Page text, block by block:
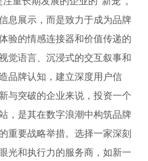
息展示，而是致力于成为品牌
验的情感连接器和价值传递的
觉语言、沉浸式的交互叙事和
品牌认知，建立深度用户信
与突破的企业来说，投资一个
，是其在数字浪潮中构筑品牌
重要战略举措。选择一家深刻
光和执行力的服务商，如新一